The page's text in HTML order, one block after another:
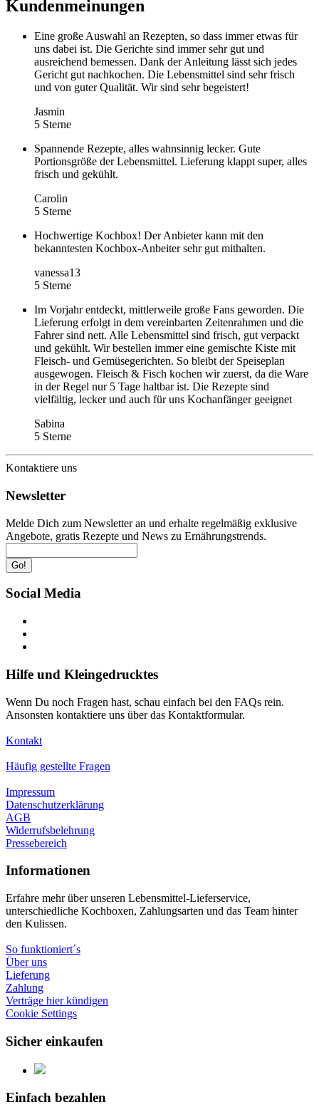
Kundenmeinungen
Eine große Auswahl an Rezepten, so dass immer etwas für
uns dabei ist. Die Gerichte sind immer sehr gut und
ausreichend bemessen. Dank der Anleitung lässt sich jedes
Gericht gut nachkochen. Die Lebensmittel sind sehr frisch
und von guter Qualität. Wir sind sehr begeistert!
Jasmin
5 Sterne
Spannende Rezepte, alles wahnsinnig lecker. Gute
Portionsgröße der Lebensmittel. Lieferung klappt super, alles
frisch und gekühlt.
Carolin
5 Sterne
Hochwertige Kochbox! Der Anbieter kann mit den
bekanntesten Kochbox-Anbeiter sehr gut mithalten.
vanessa13
5 Sterne
Im Vorjahr entdeckt, mittlerweile große Fans geworden. Die
Lieferung erfolgt in dem vereinbarten Zeitenrahmen und die
Fahrer sind nett. Alle Lebensmittel sind frisch, gut verpackt
und gekühlt. Wir bestellen immer eine gemischte Kiste mit
Fleisch- und Gemüsegerichten. So bleibt der Speiseplan
ausgewogen. Fleisch & Fisch kochen wir zuerst, da die Ware
in der Regel nur 5 Tage haltbar ist. Die Rezepte sind
vielfältig, lecker und auch für uns Kochanfänger geeignet
Sabina
5 Sterne
Kontaktiere uns
Newsletter
Melde Dich zum Newsletter an und erhalte regelmäßig exklusive
Angebote, gratis Rezepte und News zu Ernährungstrends.
Go!
Social Media
Hilfe und Kleingedrucktes
Wenn Du noch Fragen hast, schau einfach bei den FAQs rein.
Ansonsten kontaktiere uns über das Kontaktformular.
Kontakt
Häufig gestellte Fragen
Impressum
Datenschutzerklärung
AGB
Widerrufsbelehrung
Pressebereich
Informationen
Erfahre mehr über unseren Lebensmittel-Lieferservice,
unterschiedliche Kochboxen, Zahlungsarten und das Team hinter
den Kulissen.
So funktioniert´s
Über uns
Lieferung
Zahlung
Verträge hier kündigen
Cookie Settings
Sicher einkaufen
Einfach bezahlen